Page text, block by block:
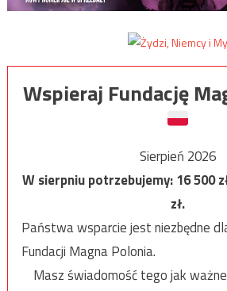
Wspieraj Fundację
Sierpień 2026
W sierpniu potrzebujemy:16 500
zł.
Państwa wsparcie jest niezbędne
Fundacji Magna Polonia.
Masz świadomość tego jak